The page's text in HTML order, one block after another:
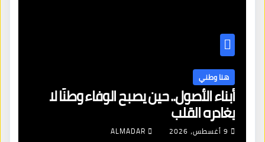
هنا وطني
أبناء الأصول.. حين يصبح الوفاء وطنًا لا
يغادره القلب
9 أغسطس، 2026 ALMADAR